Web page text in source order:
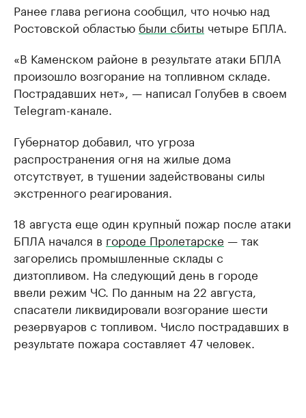
Ранее глава региона сообщил, что ночью над
Ростовской областью были сбиты четыре БПЛА.
«В Каменском районе в результате атаки БПЛА
произошло возгорание на топливном складе.
Пострадавших нет», — написал Голубев в своем
Telegram-канале.
Губернатор добавил, что угроза
распространения огня на жилые дома
отсутствует, в тушении задействованы силы
экстренного реагирования.
18 августа еще один крупный пожар после атаки
БПЛА начался в городе Пролетарске — так
загорелись промышленные склады с
дизтопливом. На следующий день в городе
ввели режим ЧС. По данным на 22 августа,
спасатели ликвидировали возгорание шести
резервуаров с топливом. Число пострадавших в
результате пожара составляет 47 человек.